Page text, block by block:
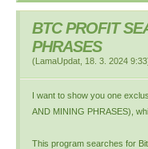
BTC PROFIT
PHRASES
(LamaUpdat 18. 3. 2024 9:33
I want to show you one
AND MINING PHRASES),
This program searches for